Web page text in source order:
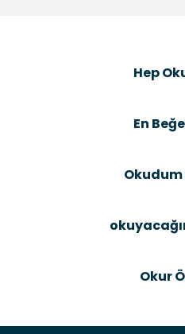
Ürün açıklamasında
Ürün fiyatı diğer
Hep
En
Okudum
Okur